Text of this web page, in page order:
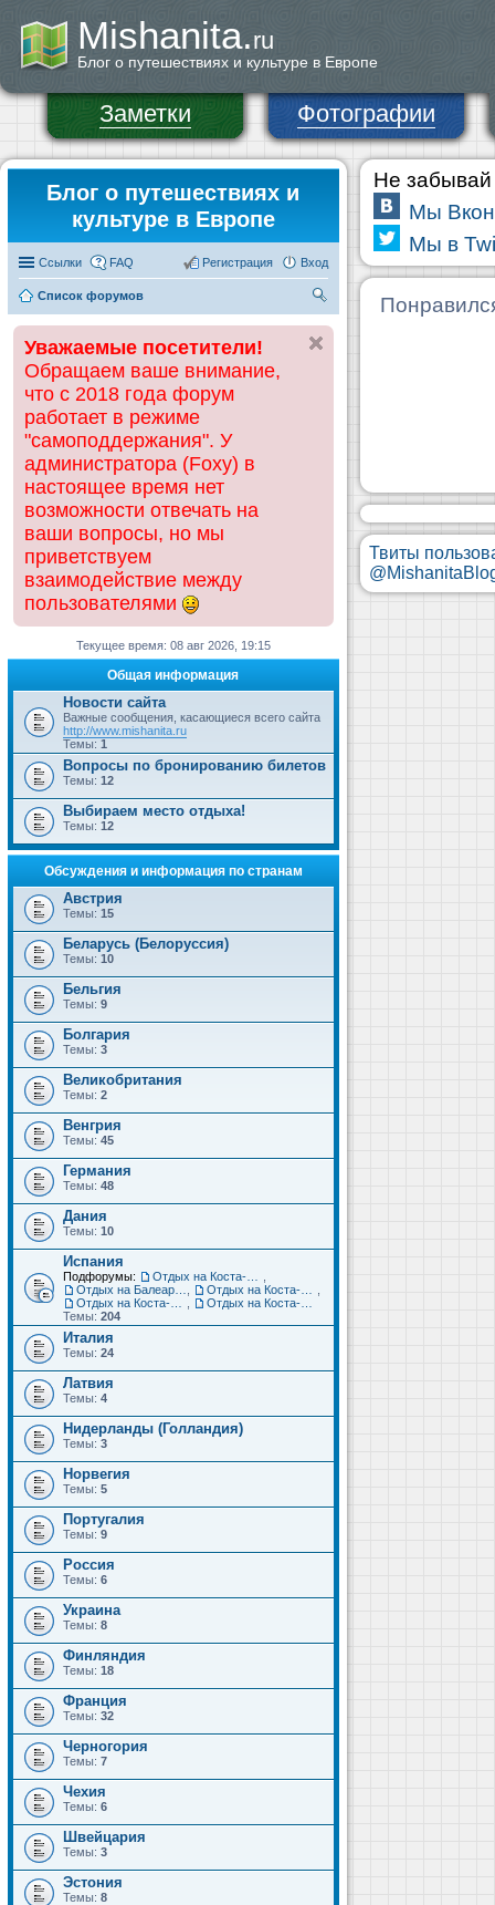
Mishanita.ru
Блог о путешествиях и культуре в Европе
Заметки Фотографии
Блог о путешествиях и
культуре в Европе
Ссылки FAQ Вход
Регистрация
Список форумов
ск
Уважаемые посетители!
Обращаем ваше внимание,
что с 2018 года форум
работает в режиме
"самоподдержания". У
администратора (Foxy) в
настоящее время нет
возможности отвечать на
ваши вопросы, но мы
приветствуем
взаимодействие между
пользователями
Текущее время: 08 авг 2026, 19:15
Общая информация
Новости сайта
Важные сообщения, касающиеся всего сайта
http://www.mishanita.ru
Темы: 1
Вопросы по бронированию билетов
Темы: 12
Выбираем место отдыха!
Темы: 12
Обсуждения и информация по странам
Австрия
Темы: 15
Беларусь (Белоруссия)
Темы: 10
Бельгия
Темы: 9
Болгария
Темы: 3
Великобритания
Темы: 2
Венгрия
Темы: 45
Германия
Темы: 48
Дания
Темы: 10
Испания
Подфорумы:
Темы: 204
Италия
Темы: 24
Латвия
Темы: 4
Нидерланды (Голландия)
Темы: 3
Норвегия
Темы: 5
Португалия
Темы: 9
Россия
Темы: 6
Украина
Темы: 8
Финляндия
Темы: 18
Франция
Темы: 32
Черногория
Темы: 7
Чехия
Темы: 6
Швейцария
Темы: 3
Эстония
Темы: 8
Не забывай
Мы
Мы в
Твиты